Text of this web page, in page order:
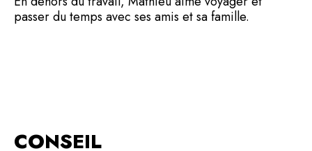
passer du temps avec ses amis et sa famille.
CONSEIL